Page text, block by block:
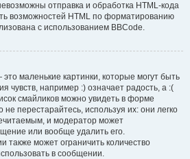
отправка и обработка HTML-кода
возможностей HTML по форматированию
с использованием BBCode.
маленькие картинки, которые могут быть
чувств, например :) означает радость, а :(
смайликов можно увидеть в форме
перестарайтесь, используя их: они легко
и модератор может
или вообще удалить его.
также может ограничить количество
в сообщении.